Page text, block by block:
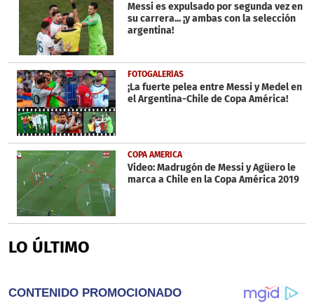
Messi es expulsado por segunda vez en
su carrera... ¡y ambas con la selección
argentina!
FOTOGALERÍAS
¡La fuerte pelea entre Messi y Medel en
el Argentina-Chile de Copa América!
COPA AMERICA
Video: Madrugón de Messi y Agüero le
marca a Chile en la Copa América 2019
LO ÚLTIMO